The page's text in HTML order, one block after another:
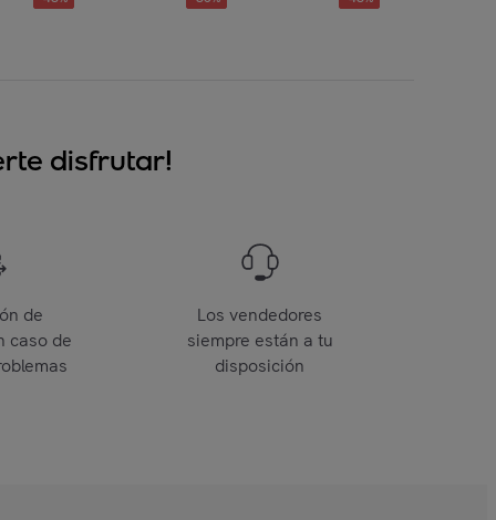
disfrutar!
de
caso de
Los vendedores
siempre están a tu
disposición